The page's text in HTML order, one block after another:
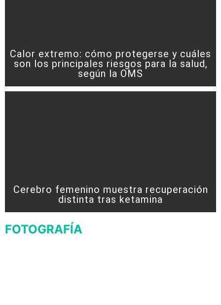
Calor extremo: cómo protegerse y cuáles
son los principales riesgos para la salud,
según la OMS
Cerebro femenino muestra recuperación
distinta tras ketamina
FOTOGRAFÍA